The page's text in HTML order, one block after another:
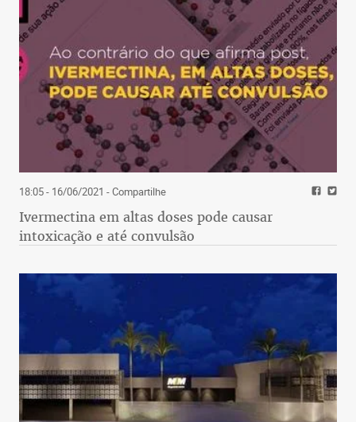
18:05 - 16/06/2021 - Compartilhe
Ivermectina em altas doses pode causar
intoxicação e até convulsão